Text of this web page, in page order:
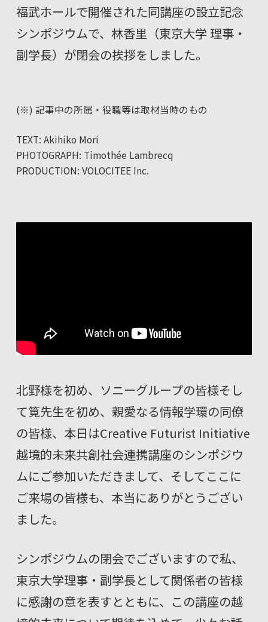
福武ホールで開催された同講座の設立記念
シンポジウムで、林香里（東京大学 理事・
副学長） が閉会の挨拶をしました。
(※) 記事中の所属・役職等は取材当時のもの
TEXT: Akihiko Mori
PHOTOGRAPH: Timothée Lambrecq
PRODUCTION: VOLOCITEE Inc.
北野様を初め、ソニーグループの皆様そし
て筧先生を初め、親愛なる情報学環の同僚
の皆様、本日はCreative Futurist Initiative
越境的未来共創社会連携講座のシンポジウ
ムにご参加いただきまして、そしてここに
ご来場の皆様も、本当にありがとうござい
ました。
シンポジウムの閉会でございますので私、
東京大学理事・副学長として関係者の皆様
に感謝の意を表すとともに、この講座の越